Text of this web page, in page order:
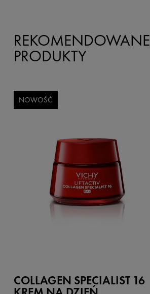
REKOMENDOWANE
PRODUKTY
NOWOŚĆ
COLLAGEN SPECIALIST 16